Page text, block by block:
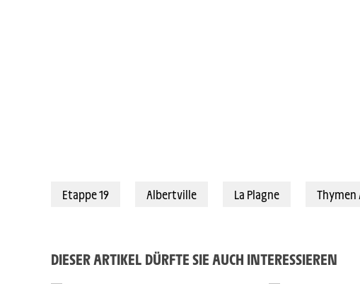
Etappe 19 Albertville La Plagne Thymen
DIESER ARTIKEL DÜRFTE SIE AUCH INTERESSIEREN